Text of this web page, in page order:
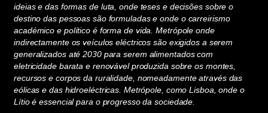
ideias e das formas de luta, onde teses e decisões sobre o
destino das pessoas são formuladas e onde o carreirismo
académico e político é forma de vida. Metrópole onde
indirectamente os veículos eléctricos são exigidos a serem
generalizados até 2030 para serem alimentados com
eletricidade barata e renovável produzida sobre os montes,
recursos e corpos da ruralidade, nomeadamente através das
eólicas e das hidroeléctricas. Metrópole, como Lisboa, onde o
Lítio é essencial para o progresso da sociedade.